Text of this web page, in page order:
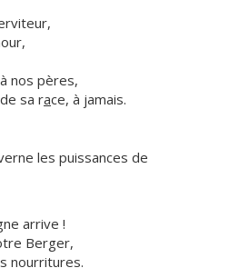
nos pères,
sa race, à jamais.
les puissances de
arrive !
Berger,
nourritures.